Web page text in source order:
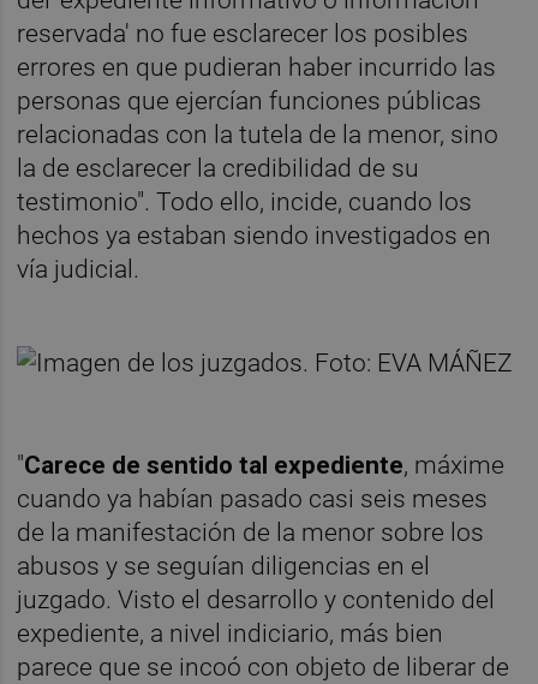
reservada' no fue esclarecer los posibles
errores en que pudieran haber incurrido las
personas que ejercían funciones públicas
relacionadas con la tutela de la menor, sino
la de esclarecer la credibilidad de su
testimonio". Todo ello, incide, cuando los
hechos ya estaban siendo investigados en
vía judicial.
"Carece de sentido tal expediente, máxime
cuando ya habían pasado casi seis meses
de la manifestación de la menor sobre los
abusos y se seguían diligencias en el
juzgado. Visto el desarrollo y contenido del
expediente, a nivel indiciario, más bien
parece que se incoó con objeto de liberar de